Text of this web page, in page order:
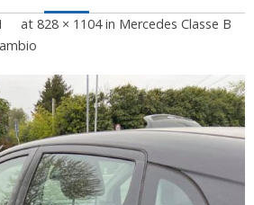
at 828 × 1104in Mercedes Classe B